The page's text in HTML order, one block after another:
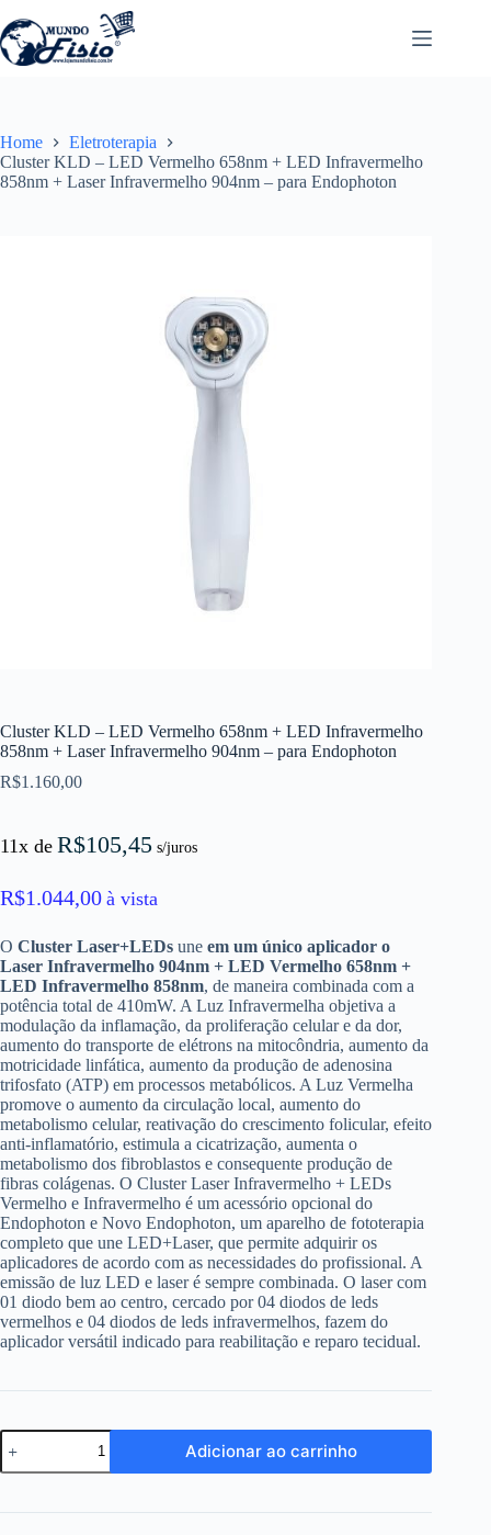
para
o
conteúdo
Home
Eletroterapia
Cluster KLD – LED Vermelho 658nm + LED Infravermelho
858nm + Laser Infravermelho 904nm – para Endophoton
Cluster KLD – LED Vermelho 658nm + LED Infravermelho
858nm + Laser Infravermelho 904nm – para Endophoton
R$1.160,00
11x de R$105,45 s/juros
R$1.044,00 à vista
O Cluster Laser+LEDs une em um único aplicador o
Laser Infravermelho 904nm + LED Vermelho 658nm +
LED Infravermelho 858nm, de maneira combinada com a
potência total de 410mW. A Luz Infravermelha objetiva a
modulação da inflamação, da proliferação celular e da dor,
aumento do transporte de elétrons na mitocôndria, aumento da
motricidade linfática, aumento da produção de adenosina
trifosfato (ATP) em processos metabólicos. A Luz Vermelha
promove o aumento da circulação local, aumento do
metabolismo celular, reativação do crescimento folicular, efeito
anti-inflamatório, estimula a cicatrização, aumenta o
metabolismo dos fibroblastos e consequente produção de
fibras colágenas. O Cluster Laser Infravermelho + LEDs
Vermelho e Infravermelho é um acessório opcional do
Endophoton e Novo Endophoton, um aparelho de fototerapia
completo que une LED+Laser, que permite adquirir os
aplicadores de acordo com as necessidades do profissional. A
emissão de luz LED e laser é sempre combinada. O laser com
01 diodo bem ao centro, cercado por 04 diodos de leds
vermelhos e 04 diodos de leds infravermelhos, fazem do
aplicador versátil indicado para reabilitação e reparo tecidual.
Cluster
KLD
-
Vermelho
Adicionar ao carrinho